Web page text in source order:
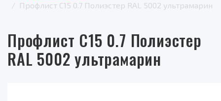
Профлист С15 0.7 Полиэстер RAL 5002 ультрамарин
Профлист С15 0.7 Полиэстер
RAL 5002 ультрамарин